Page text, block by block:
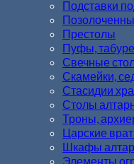
Подставки
Престолы
Пуфы,
Свечные
Скамейки,
Стасидии
Столы
Троны,
Царские
Шкафы
Элементы